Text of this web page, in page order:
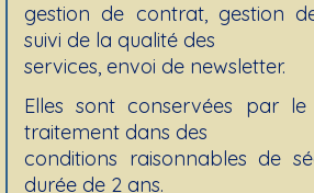
gestion de contrat, gestion
suivi de la qualité des
services, envoi de newsletter.
Elles sont conservées par
traitement dans des
conditions raisonnables de
durée de 2 ans.